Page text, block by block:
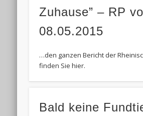
Zuhause” – RP
08.05.2015
…den ganzen Bericht der
finden Sie hier.
Bald keine